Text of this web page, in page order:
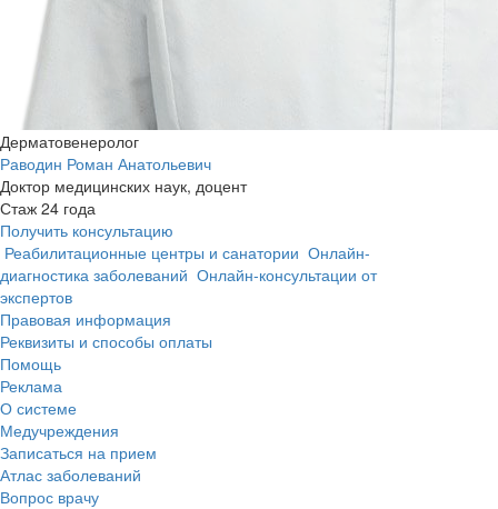
Дерматовенеролог
Раводин Роман Анатольевич
Доктор медицинских наук, доцент
Стаж 24 года
Получить консультацию
Реабилитационные центры и санатории Онлайн-
диагностика заболеваний Онлайн-консультации от
экспертов
Правовая информация
Реквизиты и способы оплаты
Помощь
Реклама
О системе
Медучреждения
Записаться на прием
Атлас заболеваний
Вопрос врачу